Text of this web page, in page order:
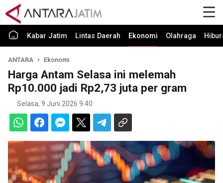
Kabar Jatim Lintas Daerah Ekonomi Olahraga
ANTARA Ekonomi
Harga Antam Selasa ini melemah
Rp10.000 jadi Rp2,73 juta per gram
Selasa, 9 Juni 2026 9:40